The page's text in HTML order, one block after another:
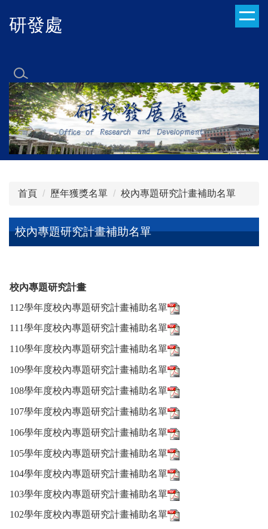
到
容
區
研發處
首頁 歷年獲獎名單 校內專題研究計畫補助名單
校內專題研究計畫補助名單
校內專題研究計畫
112學年度校內專題研究計畫補助名單
111學年度校內專題研究計畫補助名單
110學年度校內專題研究計畫補助名單
109學年度校內專題研究計畫補助名單
108學年度校內專題研究計畫補助名單
107學年度校內專題研究計畫補助名單
106學年度校內專題研究計畫補助名單
105學年度校內專題研究計畫補助名單
104學年度校內專題研究計畫補助名單
103學年度校內專題研究計畫補助名單
102學年度校內專題研究計畫補助名單